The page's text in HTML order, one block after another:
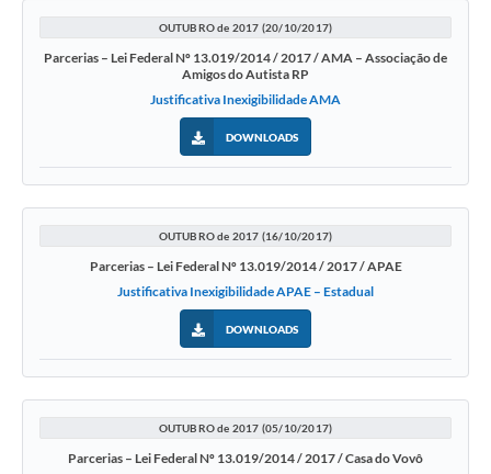
OUTUBRO de 2017 (20/10/2017)
Parcerias – Lei Federal Nº 13.019/2014 / 2017 / AMA – Associação de
Amigos do Autista RP
Justificativa Inexigibilidade AMA
DOWNLOADS
OUTUBRO de 2017 (16/10/2017)
Parcerias – Lei Federal Nº 13.019/2014 / 2017 / APAE
Justificativa Inexigibilidade APAE – Estadual
DOWNLOADS
OUTUBRO de 2017 (05/10/2017)
Parcerias – Lei Federal Nº 13.019/2014 / 2017 / Casa do Vovô